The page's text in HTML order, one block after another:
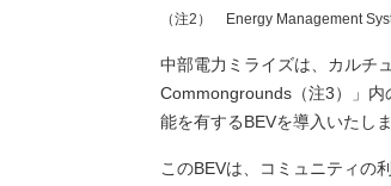
（注2） Energy Management
中部電力ミライズは、カルチ
Commongrounds（注3）」内
能を有するBEVを導入いたし
このBEVは、コミュニティの